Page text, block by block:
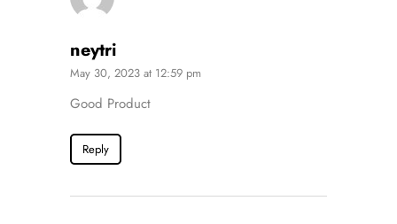
neytri
May 30, 2023 at 12:59 pm
Good Product
Reply